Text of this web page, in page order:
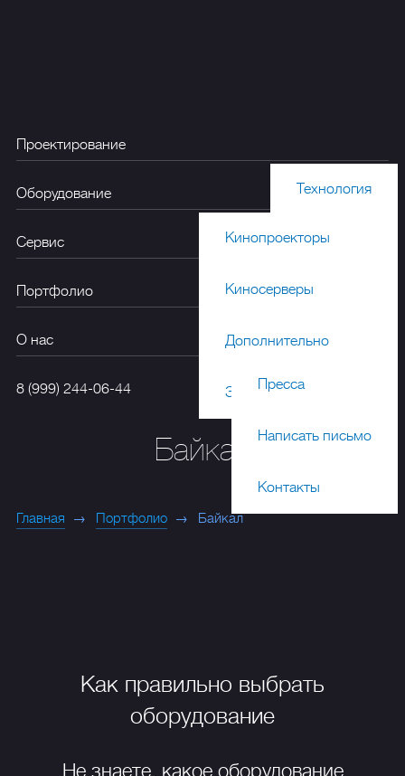
Проектирование
Технология
Акустика
Дизайн
Оборудование
Кинопроекторы
Киносерверы
Дополнительно
Звуковые процессоры
Сервис
Портфолио
О нас
Пресса
Написать письмо
Контакты
8 (999) 244-06-44
Байкал
Главная Портфолио Байкал
Как правильно выбрать
оборудование
Не знаете, какое оборудование